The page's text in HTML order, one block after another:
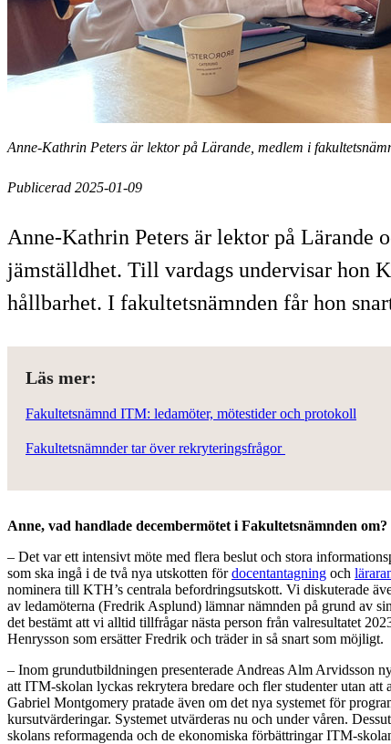
Anne-Kathrin Peters är lektor på Lärande, medlem i
Publicerad 2025-01-09
Anne-Kathrin Peters är lektor på Lärande
jämställdhet. Till vardags undervisar hon
hållbarhet. I fakultetsnämnden får hon
Läs mer:
Fakultetsnämnd ITM: ledamöter, mötestider och protokoll
Fakultetsnämnder tar över rekryteringsfrågor
Anne, vad handlade decembermötet i Fakultetsnämnden om?
– Det var ett intensivt möte med flera beslut och stora
som ska ingå i de två nya utskotten fördocentantagning och
nominera till KTH’s centrala befordringsutskott. Vi diskuterade
av ledamöterna (Fredrik Asplund) lämnar nämnden på grund av
det bestämt att vi alltid tillfrågar nästa person från valresultatet
Henrysson som ersätter Fredrik och träder in så snart som möjligt.
– Inom grundutbildningen presenterade Andreas Alm Arvidsson
att ITM-skolan lyckas rekrytera bredare och fler studenter utan att
Gabriel Montgomery pratade även om det nya systemet för
kursutvärderingar. Systemet utvärderas nu och under våren.
skolans reformagenda och de ekonomiska förbättringar ITM-